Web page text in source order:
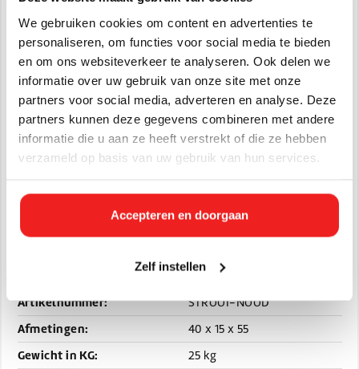
We gebruiken cookies om content en advertenties te
personaliseren, om functies voor social media te bieden
en om ons websiteverkeer te analyseren. Ook delen we
informatie over uw gebruik van onze site met onze
partners voor social media, adverteren en analyse. Deze
partners kunnen deze gegevens combineren met andere
informatie die u aan ze heeft verstrekt of die ze hebben
verzameld op basis van uw gebruik van hun services.
Accepteren en doorgaan
Zelf instellen
ijs en sneeuw. Het product is zeer zuiver en lost snel op,
waardoor het direct werkt bij gladde situaties.
Belangrijke producteigenschappen:
•Werkzame stof: natriumchloride (NaCl)
•Effectieve ijs- en sneeuwsmelting
•Fijnere korrelstructuur dan regulier strooizout
•Geschikt voor inzet bij opritten, trottoirs en
•Advies: gelijkmatig en spaarzaam strooien
Dit product wordt aangeboden als praktische oplossing in
uitzonderlijke weersomstandigheden, zolang regulier
strooizout niet of nauwelijks verkrijgbaar is.
Artikelnummer: STROOI-NOOD
Afmetingen: 40 x 15 x 55
Gewicht in KG: 25 kg